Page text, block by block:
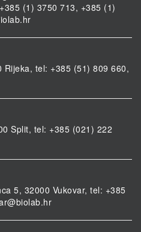
(1) 3750 713, +385 (1)
Rijeka, tel: +385 (51) 809 660,
Split, tel: +385 (021) 222
5, 32000 Vukovar, tel: +385